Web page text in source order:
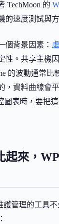
TechMoon 的
的速度測試與
個背景因素：
性。共享主機
的波動通常比
，資料曲線會
圖表時，要把
起來，
護管理的工具